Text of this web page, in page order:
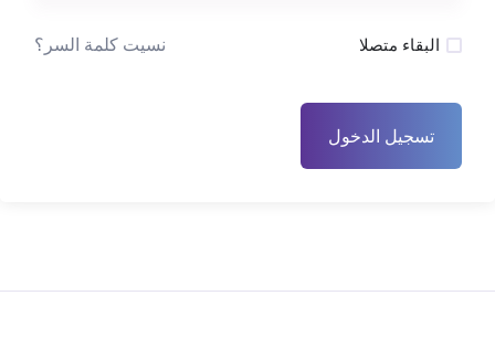
البقاء متصلا نسيت كلمة السر؟
تسجيل الدخول